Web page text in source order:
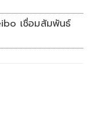
เชื่อมสัมพันธ์